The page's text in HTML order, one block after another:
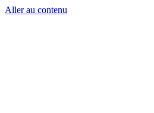
Aller au contenu